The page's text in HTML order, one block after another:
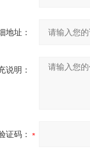
地址：
说明：
证码：